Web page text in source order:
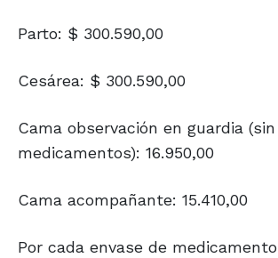
Parto: $ 300.590,00
Cesárea: $ 300.590,00
Cama observación en guardia (sin
medicamentos): 16.950,00
Cama acompañante: 15.410,00
Por cada envase de